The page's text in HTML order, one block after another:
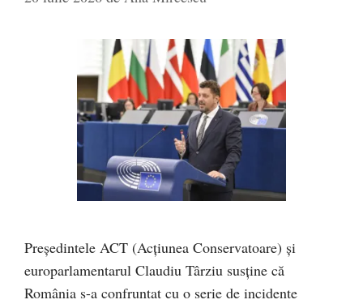
Președintele ACT (Acțiunea Conservatoare) și
europarlamentarul Claudiu Târziu susține că
România s-a confruntat cu o serie de incidente